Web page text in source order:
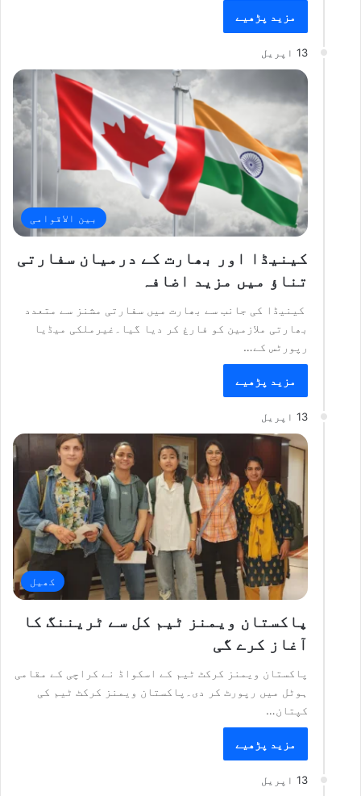
مزید پڑھیے
13 اپریل
بین الاقوامی
کینیڈا اور بھارت کے درمیان سفارتی
تناؤ میں مزید اضافہ
کینیڈا کی جانب سے بھارت میں سفارتی مشنز سے متعدد
بھارتی ملازمین کو فارغ کر دیا گیا۔غیرملکی میڈیا
رپورٹس کے…
مزید پڑھیے
13 اپریل
کھیل
پاکستان ویمنز ٹیم کل سے ٹریننگ کا
آغاز کرے گی
پاکستان ویمنز کرکٹ ٹیم کے اسکواڈ نے کراچی کے مقامی
ہوٹل میں رپورٹ کر دی۔پاکستان ویمنز کرکٹ ٹیم کی
کپتان…
مزید پڑھیے
13 اپریل